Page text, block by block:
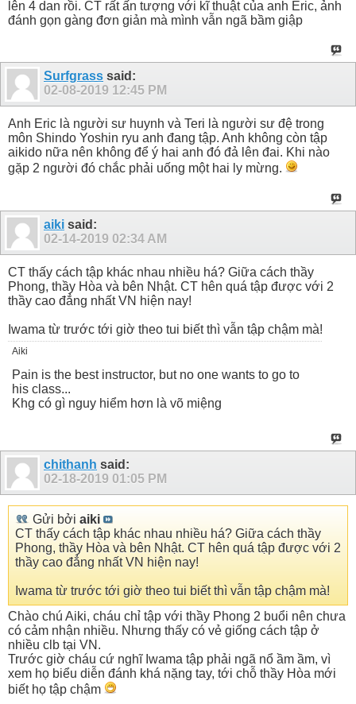
lên 4 dan rồi. CT rất ấn tượng với kĩ thuật của anh Eric, ảnh
đánh gọn gàng đơn giản mà mình vẫn ngã bầm giập
Surfgrass said:
02-08-2019 12:45 PM
Anh Eric là người sư huynh và Teri là người sư đệ trong
môn Shindo Yoshin ryu anh đang tập. Anh không còn tập
aikido nữa nên không để ý hai anh đó đả lên đai. Khi nào
gặp 2 người đó chắc phải uống một hai ly mừng.
aiki said:
02-14-2019 02:34 AM
CT thấy cách tập khác nhau nhiều há? Giữa cách thầy
Phong, thầy Hòa và bên Nhật. CT hên quá tập được với 2
thầy cao đẳng nhất VN hiện nay!
Iwama từ trước tới giờ theo tui biết thì vẫn tập chậm mà!
Aiki
Pain is the best instructor, but no one wants to go to
his class...
Khg có gì nguy hiểm hơn là võ miệng
chithanh said:
02-18-2019 01:05 PM
Gửi bởi aiki
CT thấy cách tập khác nhau nhiều há? Giữa cách thầy
Phong, thầy Hòa và bên Nhật. CT hên quá tập được với 2
thầy cao đẳng nhất VN hiện nay!
Iwama từ trước tới giờ theo tui biết thì vẫn tập chậm mà!
Chào chú Aiki, cháu chỉ tập với thầy Phong 2 buổi nên chưa
có cảm nhận nhiều. Nhưng thấy có vẻ giống cách tập ở
nhiều clb tại VN.
Trước giờ cháu cứ nghĩ Iwama tập phải ngã nổ ầm ầm, vì
xem họ biểu diễn đánh khá nặng tay, tới chỗ thầy Hòa mới
biết họ tập chậm